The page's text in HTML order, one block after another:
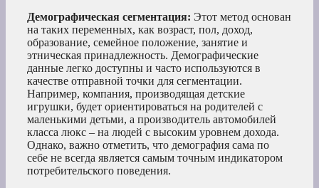
Демографическая сегментация: Этот метод основан
на таких переменных, как возраст, пол, доход,
образование, семейное положение, занятие и
этническая принадлежность. Демографические
данные легко доступны и часто используются в
качестве отправной точки для сегментации.
Например, компания, производящая детские
игрушки, будет ориентироваться на родителей с
маленькими детьми, а производитель автомобилей
класса люкс – на людей с высоким уровнем дохода.
Однако, важно отметить, что демография сама по
себе не всегда является самым точным индикатором
потребительского поведения.